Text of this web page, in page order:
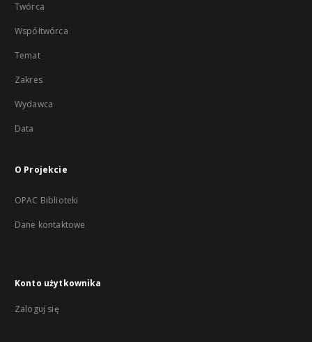
Twórca
Współtwórca
Temat
Zakres
Wydawca
Data
O Projekcie
OPAC Biblioteki
Dane kontaktowe
Konto użytkownika
Zaloguj się